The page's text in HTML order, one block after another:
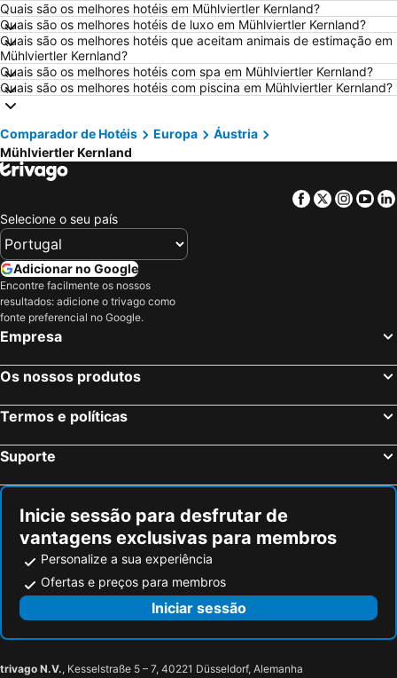
Hotéis em Sangenjo
Hotéis em Vila Nova de Milfontes
Hotéis em Vilamoura
Hotéis em Vigo
Hotéis em Roma
Hotéis em Madeira
Hotéis em Sul de Espanha
Hotéis em Málaga
Hotéis em Minorca
Hotéis em Ibiza
Hotéis em Ilha do Sal
Hotéis em Costa da Luz
Hotéis em Serra da Estrela
Hotéis em Costa do Sol
Hotéis em Tenerife
Hotéis em São Miguel
Quais são os melhores hotéis em Mühlviertler Kernland?
Quais são os melhores hotéis de luxo em Mühlviertler Kernland?
Quais são os melhores hotéis que aceitam animais de estimação em
Mühlviertler Kernland?
Quais são os melhores hotéis com spa em Mühlviertler Kernland?
Quais são os melhores hotéis com piscina em Mühlviertler Kernland?
Comparador de Hotéis Europa
Áustria
Mühlviertler Kernland
Facebook
Twitter
Selecione o seu país
Adicionar no Google
Encontre facilmente os nossos
resultados: adicione o trivago como
fonte preferencial no Google.
Empresa
Os nossos produtos
Termos e políticas
Suporte
Inicie sessão para desfrutar de
vantagens exclusivas para membros
Personalize a sua experiência
Ofertas e preços para membros
Iniciar sessão
trivago N.V., Kesselstraße 5 – 7, 40221 Düsseldorf, Alemanha